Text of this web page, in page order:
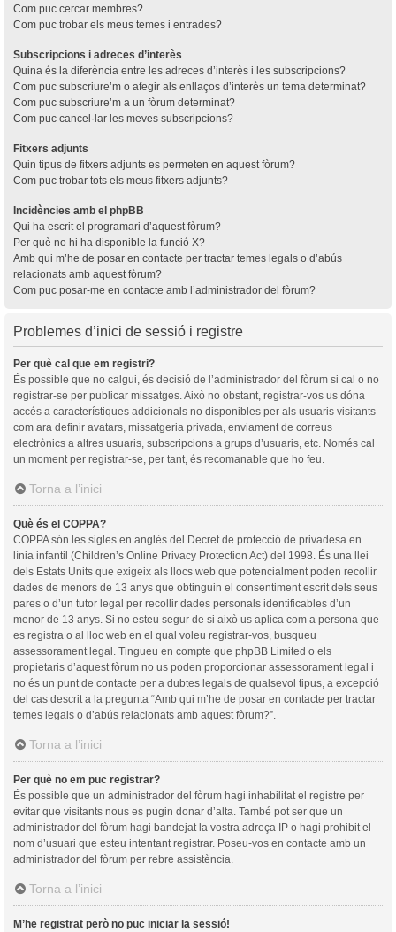
Com puc cercar membres?
Com puc trobar els meus temes i entrades?
Subscripcions i adreces d’interès
Quina és la diferència entre les adreces d’interès i les subscripcions?
Com puc subscriure’m o afegir als enllaços d’interès un tema determinat?
Com puc subscriure’m a un fòrum determinat?
Com puc cancel·lar les meves subscripcions?
Fitxers adjunts
Quin tipus de fitxers adjunts es permeten en aquest fòrum?
Com puc trobar tots els meus fitxers adjunts?
Incidències amb el phpBB
Qui ha escrit el programari d’aquest fòrum?
Per què no hi ha disponible la funció X?
Amb qui m’he de posar en contacte per tractar temes legals o d’abús
relacionats amb aquest fòrum?
Com puc posar-me en contacte amb l’administrador del fòrum?
Problemes d’inici de sessió i registre
Per què cal que em registri?
És possible que no calgui, és decisió de l’administrador del fòrum si cal o no
registrar-se per publicar missatges. Això no obstant, registrar-vos us dóna
accés a característiques addicionals no disponibles per als usuaris visitants
com ara definir avatars, missatgeria privada, enviament de correus
electrònics a altres usuaris, subscripcions a grups d’usuaris, etc. Només cal
un moment per registrar-se, per tant, és recomanable que ho feu.
Torna a l’inici
Què és el COPPA?
COPPA són les sigles en anglès del Decret de protecció de privadesa en
línia infantil (Children’s Online Privacy Protection Act) del 1998. És una llei
dels Estats Units que exigeix als llocs web que potencialment poden recollir
dades de menors de 13 anys que obtinguin el consentiment escrit dels seus
pares o d’un tutor legal per recollir dades personals identificables d’un
menor de 13 anys. Si no esteu segur de si això us aplica com a persona que
es registra o al lloc web en el qual voleu registrar-vos, busqueu
assessorament legal. Tingueu en compte que phpBB Limited o els
propietaris d’aquest fòrum no us poden proporcionar assessorament legal i
no és un punt de contacte per a dubtes legals de qualsevol tipus, a excepció
del cas descrit a la pregunta “Amb qui m’he de posar en contacte per tractar
temes legals o d’abús relacionats amb aquest fòrum?”.
Torna a l’inici
Per què no em puc registrar?
És possible que un administrador del fòrum hagi inhabilitat el registre per
evitar que visitants nous es pugin donar d’alta. També pot ser que un
administrador del fòrum hagi bandejat la vostra adreça IP o hagi prohibit el
nom d’usuari que esteu intentant registrar. Poseu-vos en contacte amb un
administrador del fòrum per rebre assistència.
Torna a l’inici
M’he registrat però no puc iniciar la sessió!